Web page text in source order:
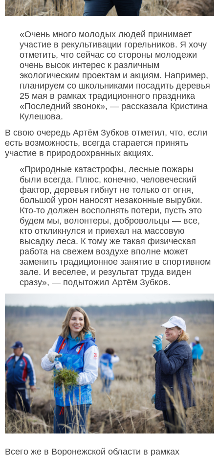
«Очень много молодых людей принимает
участие в рекультивации горельников. Я хочу
отметить, что сейчас со стороны молодежи
очень высок интерес к различным
экологическим проектам и акциям. Например,
планируем со школьниками посадить деревья
25 мая в рамках традиционного праздника
«Последний звонок», — рассказала Кристина
Кулешова.
В свою очередь Артём Зубков отметил, что, если
есть возможность, всегда старается принять
участие в природоохранных акциях.
«Природные катастрофы, лесные пожары
были всегда. Плюс, конечно, человеческий
фактор, деревья гибнут не только от огня,
большой урон наносят незаконные вырубки.
Кто-то должен восполнять потери, пусть это
будем мы, волонтеры, добровольцы — все,
кто откликнулся и приехал на массовую
высадку леса. К тому же такая физическая
работа на свежем воздухе вполне может
заменить традиционное занятие в спортивном
зале. И веселее, и результат труда виден
сразу», — подытожил Артём Зубков.
Всего же в Воронежской области в рамках